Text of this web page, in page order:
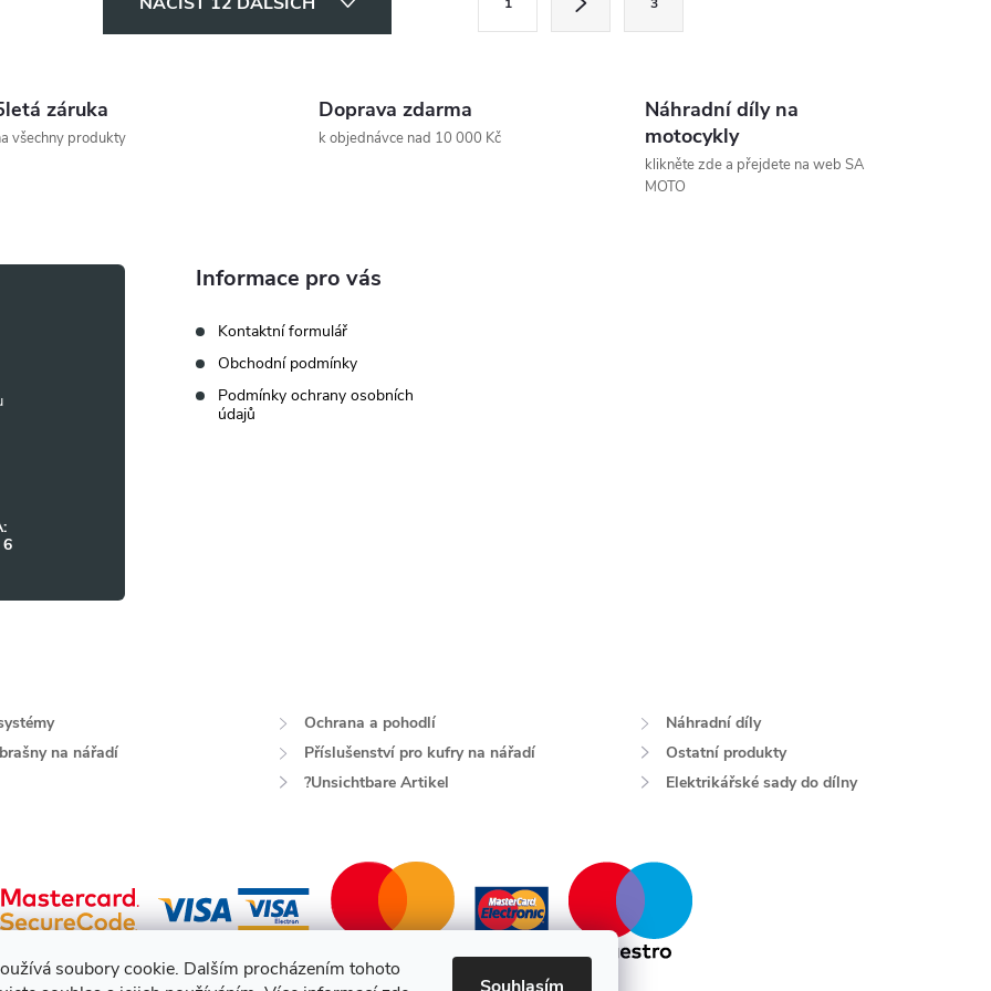
soubory cookie. Dalším procházením tohoto
n
záruka
všechny produkty
Doprava zdarma
k objednávce nad 10 000 Kč
Náhradní díly na
motocykly
klikněte zde a přejdete na web SA
MOTO
6
Informace pro vás
Kontaktní formulář
Obchodní podmínky
Podmínky ochrany osobních
údajů
Ochrana a pohodlí
Náhradní díly
na nářadí Příslušenství pro kufry na nářadí
Ostatní produkty
?Unsichtbare Artikel
Elektrikářské sady do dílny